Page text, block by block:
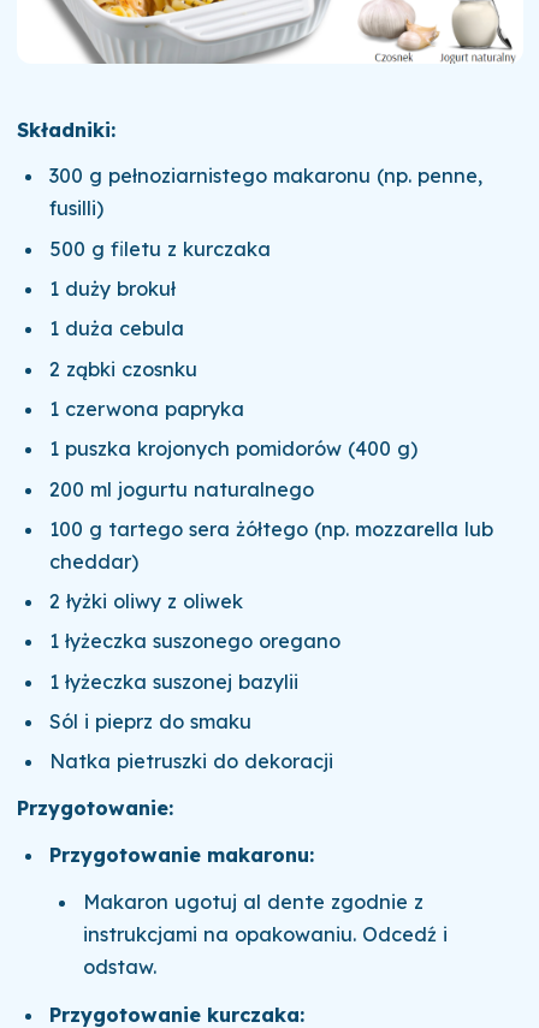
Składniki:
300 g pełnoziarnistego makaronu (np. penne,
fusilli)
500 g filetu z kurczaka
1 duży brokuł
1 duża cebula
2 ząbki czosnku
1 czerwona papryka
1 puszka krojonych pomidorów (400 g)
200 ml jogurtu naturalnego
100 g tartego sera żółtego (np. mozzarella lub
cheddar)
2 łyżki oliwy z oliwek
1 łyżeczka suszonego oregano
1 łyżeczka suszonej bazylii
Sól i pieprz do smaku
Natka pietruszki do dekoracji
Przygotowanie:
Przygotowanie makaronu:
Makaron ugotuj al dente zgodnie z
instrukcjami na opakowaniu. Odcedź i
odstaw.
Przygotowanie kurczaka: